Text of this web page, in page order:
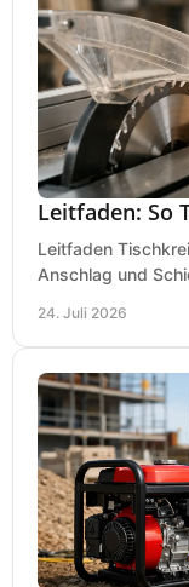
Leitfaden: So
Leitfaden
Anschlag und
24. Juli 2026